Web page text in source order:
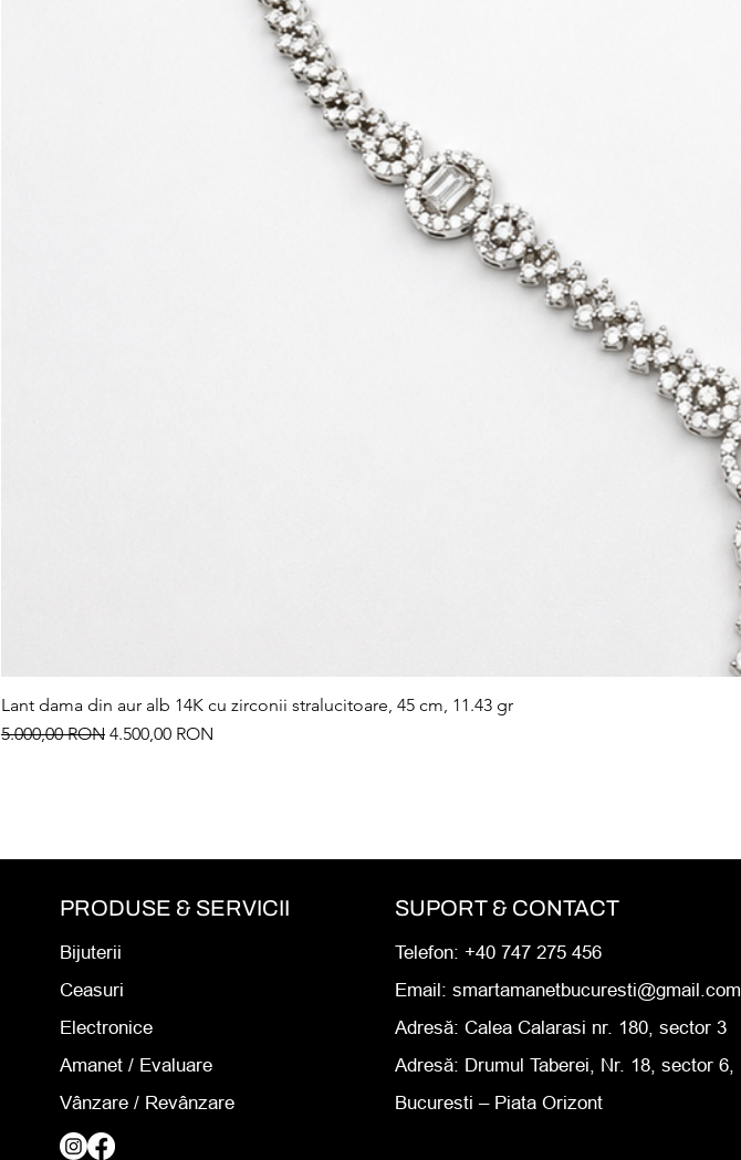
Lant dama din aur alb 14K cu zirconii stralucitoare, 45 cm, 11.43 gr
Preț normal
5.000,00 RON Preț redus
4.500,00 RON
PRODUSE & SERVICII
Bijuterii
Ceasuri
Electronice
Amanet / Evaluare
Vânzare / Revânzare
SUPORT & CONTACT
Telefon: +40 747 275 456
Email: smartamanetbucuresti@gmail.com
Adresă: Calea Calarasi nr. 180, sector 3
Adresă: Drumul Taberei, Nr. 18, sector 6,
Bucuresti – Piata Orizont